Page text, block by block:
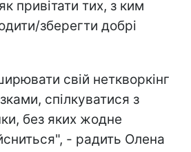
привітати тих, з ким
зберегти добрі
свій неткворкінг
спілкуватися з
без яких жодне
- радить Олена